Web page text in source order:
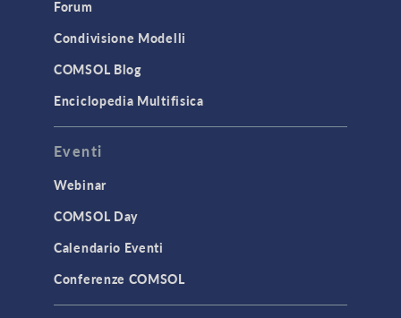
Forum
Condivisione Modelli
COMSOL Blog
Enciclopedia Multifisica
Eventi
Webinar
COMSOL Day
Calendario Eventi
Conferenze COMSOL